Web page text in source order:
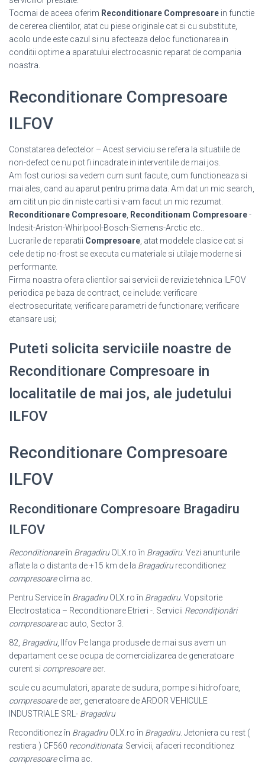
Tocmai de aceea oferim Reconditionare Compresoare in functie
de cererea clientilor, atat cu piese originale cat si cu substitute,
acolo unde este cazul si nu afecteaza deloc functionarea in
conditii optime a aparatului electrocasnic reparat de compania
noastra.
Reconditionare Compresoare
ILFOV
Constatarea defectelor – Acest serviciu se refera la situatiile de
non-defect ce nu pot fi incadrate in interventiile de mai jos.
Am fost curiosi sa vedem cum sunt facute, cum functioneaza si
mai ales, cand au aparut pentru prima data. Am dat un mic search,
am citit un pic din niste carti si v-am facut un mic rezumat.
Reconditionare Compresoare Reconditionam Compresoare-
Indesit-Ariston-Whirlpool-Bosch-Siemens-Arctic etc..
Lucrarile de reparatii Compresoare , atat modelele clasice cat si
cele de tip no-frost se executa cu materiale si utilaje moderne si
performante.
Firma noastra ofera clientilor sai servicii de revizie tehnica ILFOV
periodica pe baza de contract, ce include: verificare
electrosecuritate; verificare parametri de functionare; verificare
etansare usi;
Puteti solicita serviciile noastre de
Reconditionare Compresoare in
localitatile de mai jos, ale judetului
ILFOV
Reconditionare Compresoare
ILFOV
Reconditionare Compresoare Bragadiru
ILFOV
Reconditionareîn BragadiruOLX.ro în Bragadiru. Vezi anunturile
aflate la o distanta de +15 km de la Bragadirureconditionez
compresoareclima ac.
Pentru Service în BragadiruOLX.ro în Bragadiru. Vopsitorie
Electrostatica – Reconditionare Etrieri -. Servicii Recondiționări
compresoareac auto, Sector 3.
82, Bragadiru, Ilfov Pe langa produsele de mai sus avem un
departament ce se ocupa de comercializarea de generatoare
curent si compresoareaer.
scule cu acumulatori, aparate de sudura, pompe si hidrofoare,
compresoarede aer, generatoare de ARDOR VEHICULE
INDUSTRIALE SRL- Bragadiru
Reconditionez în BragadiruOLX.ro în Bragadiru. Jetoniera cu rest (
restiera ) CF560 reconditionata. Servicii, afaceri reconditionez
compresoareclima ac.